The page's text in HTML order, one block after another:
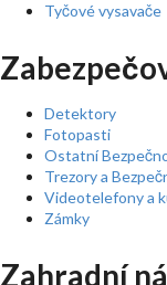
Tyčové vysavače
Detektory
Fotopasti
Ostatní
Trezory a
Videotelefony a
Zámky
Zahradní